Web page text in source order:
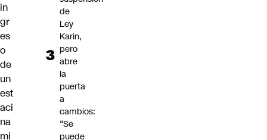
in
gr
es
o
de
un
est
aci
na
mi
de
Ley
Karin,
pero
abre
la
puerta
a
cambios:
“Se
puede